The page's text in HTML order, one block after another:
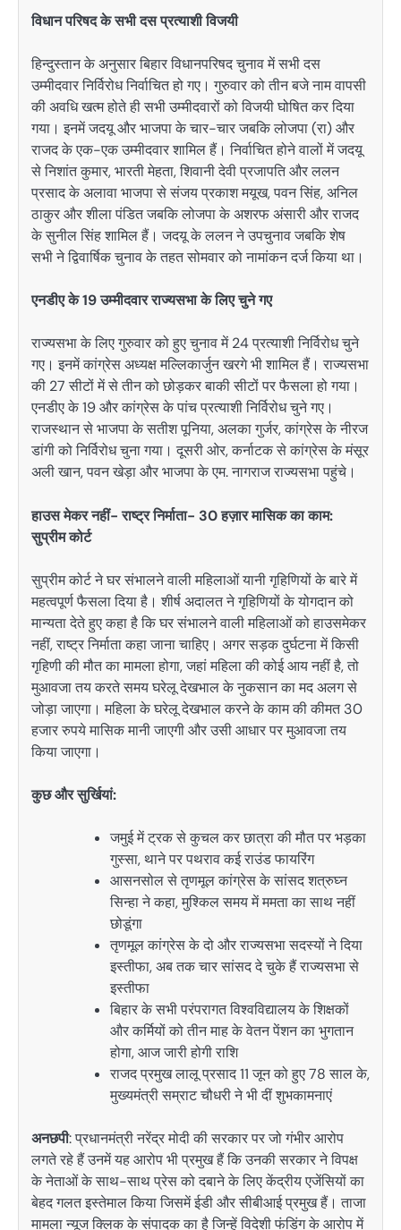
विधान परिषद के सभी दस प्रत्याशी विजयी
हिन्दुस्तान के अनुसार बिहार विधानपरिषद चुनाव में सभी दस
उम्मीदवार निर्विरोध निर्वाचित हो गए। गुरुवार को तीन बजे नाम वापसी
की अवधि खत्म होते ही सभी उम्मीदवारों को विजयी घोषित कर दिया
गया। इनमें जदयू और भाजपा के चार-चार जबकि लोजपा (रा) और
राजद के एक-एक उम्मीदवार शामिल हैं। निर्वाचित होने वालों में जदयू
से निशांत कुमार, भारती मेहता, शिवानी देवी प्रजापति और ललन
प्रसाद के अलावा भाजपा से संजय प्रकाश मयूख, पवन सिंह, अनिल
ठाकुर और शीला पंडित जबकि लोजपा के अशरफ अंसारी और राजद
के सुनील सिंह शामिल हैं। जदयू के ललन ने उपचुनाव जबकि शेष
सभी ने द्विवार्षिक चुनाव के तहत सोमवार को नामांकन दर्ज किया था।
एनडीए के 19 उम्मीदवार राज्यसभा के लिए चुने गए
राज्यसभा के लिए गुरुवार को हुए चुनाव में 24 प्रत्याशी निर्विरोध चुने
गए। इनमें कांग्रेस अध्यक्ष मल्लिकार्जुन खरगे भी शामिल हैं। राज्यसभा
की 27 सीटों में से तीन को छोड़कर बाकी सीटों पर फैसला हो गया।
एनडीए के 19 और कांग्रेस के पांच प्रत्याशी निर्विरोध चुने गए।
राजस्थान से भाजपा के सतीश पूनिया, अलका गुर्जर, कांग्रेस के नीरज
डांगी को निर्विरोध चुना गया। दूसरी ओर, कर्नाटक से कांग्रेस के मंसूर
अली खान, पवन खेड़ा और भाजपा के एम. नागराज राज्यसभा पहुंचे।
हाउस मेकर नहीं- राष्ट्र निर्माता- 30 हज़ार मासिक का काम:
सुप्रीम कोर्ट
सुप्रीम कोर्ट ने घर संभालने वाली महिलाओं यानी गृहिणियों के बारे में
महत्वपूर्ण फैसला दिया है। शीर्ष अदालत ने गृहिणियों के योगदान को
मान्यता देते हुए कहा है कि घर संभालने वाली महिलाओं को हाउसमेकर
नहीं, राष्ट्र निर्माता कहा जाना चाहिए। अगर सड़क दुर्घटना में किसी
गृहिणी की मौत का मामला होगा, जहां महिला की कोई आय नहीं है, तो
मुआवजा तय करते समय घरेलू देखभाल के नुकसान का मद अलग से
जोड़ा जाएगा। महिला के घरेलू देखभाल करने के काम की कीमत 30
हजार रुपये मासिक मानी जाएगी और उसी आधार पर मुआवजा तय
किया जाएगा।
कुछ और सुर्खियां:
जमुई में ट्रक से कुचल कर छात्रा की मौत पर भड़का
गुस्सा, थाने पर पथराव कई राउंड फायरिंग
आसनसोल से तृणमूल कांग्रेस के सांसद शत्रुघ्न
सिन्हा ने कहा, मुश्किल समय में ममता का साथ नहीं
छोडूंगा
तृणमूल कांग्रेस के दो और राज्यसभा सदस्यों ने दिया
इस्तीफा, अब तक चार सांसद दे चुके हैं राज्यसभा से
इस्तीफा
बिहार के सभी परंपरागत विश्वविद्यालय के शिक्षकों
और कर्मियों को तीन माह के वेतन पेंशन का भुगतान
होगा, आज जारी होगी राशि
राजद प्रमुख लालू प्रसाद 11 जून को हुए 78 साल के,
मुख्यमंत्री सम्राट चौधरी ने भी दीं शुभकामनाएं
अनछपी: प्रधानमंत्री नरेंद्र मोदी की सरकार पर जो गंभीर आरोप
लगते रहे हैं उनमें यह आरोप भी प्रमुख हैं कि उनकी सरकार ने विपक्ष
के नेताओं के साथ-साथ प्रेस को दबाने के लिए केंद्रीय एजेंसियों का
बेहद गलत इस्तेमाल किया जिसमें ईडी और सीबीआई प्रमुख हैं। ताजा
मामला न्यूज क्लिक के संपादक का है जिन्हें विदेशी फंडिंग के आरोप में